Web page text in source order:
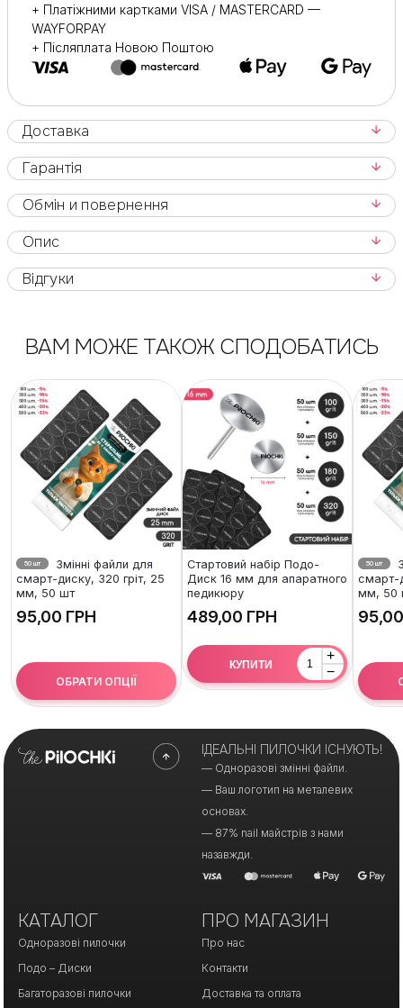
+ Платіжними картками VISA / MASTERCARD —
WAYFORPAY
+ Післяплата Новою Поштою
Доставка
Гарантія
Обмін и повернення
Опис
Відгуки
ВАМ МОЖЕ ТАКОЖ СПОДОБАТИСЬ
50 шт
Змінні файли для
смарт-диску, 320 гріт, 25
мм, 50 шт
ГРН
ОБРАТИ ОПЦІЇ
Стартовий набір Подо-
Диск 16 мм для апаратного
педикюру
ГРН
+
−
КУПИТИ
50 шт
смарт-
мм, 50
ІДЕАЛЬНІ ПИЛОЧКИ ІСНУЮТЬ!
— Одноразові змінні файли.
— Ваш логотип на металевих
основах.
— 87% nail майстрів з нами
назавжди.
КАТАЛОГ
Одноразові пилочки
Подо – Диски
Багаторазові пилочки
ПРО МАГАЗИН
Про нас
Контакти
Доставка та оплата